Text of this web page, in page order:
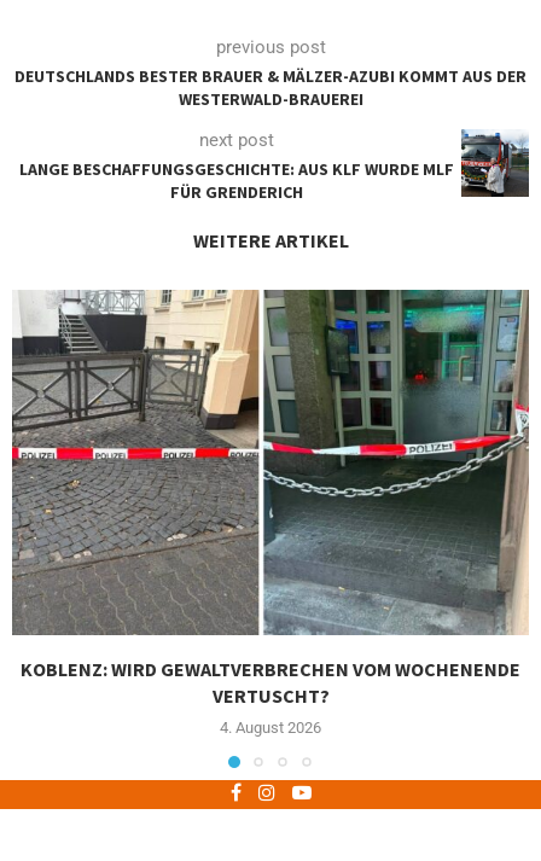
previous post
DEUTSCHLANDS BESTER BRAUER & MÄLZER-AZUBI KOMMT AUS DER
WESTERWALD-BRAUEREI
next post
LANGE BESCHAFFUNGSGESCHICHTE: AUS KLF WURDE MLF
FÜR GRENDERICH
WEITERE ARTIKEL
KOBLENZ: WIRD GEWALTVERBRECHEN VOM WOCHENENDE
VERTUSCHT?
4. August 2026